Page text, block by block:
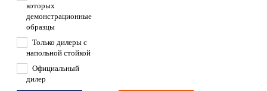
которых
демонстрационные
образцы
Только дилеры с
напольной стойкой
Официальный
дилер